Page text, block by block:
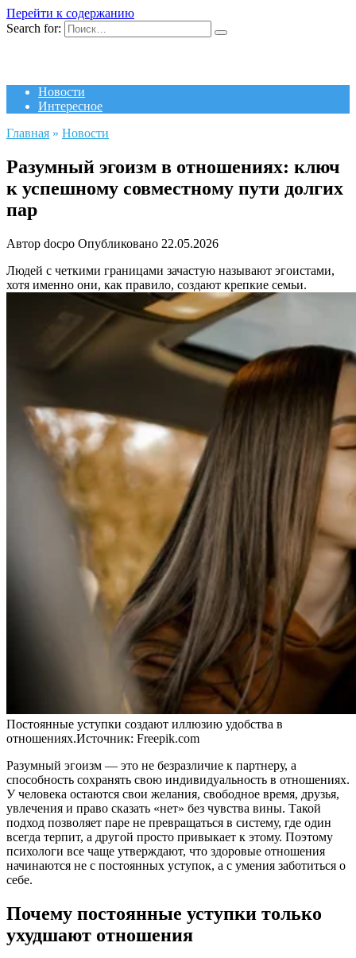
Перейти к содержанию
Search for:
Новости
Интересное
Главная » Новости
Разумный эгоизм в отношениях: ключ
к успешному совместному пути долгих
пар
Автор docpo Опубликовано 22.05.2026
Людей с четкими границами зачастую называют эгоистами,
хотя именно они, как правило, создают крепкие семьи.
Постоянные уступки создают иллюзию удобства в
отношениях.Источник: Freepik.com
Разумный эгоизм — это не безразличие к партнеру, а
способность сохранять свою индивидуальность в отношениях.
У человека остаются свои желания, свободное время, друзья,
увлечения и право сказать «нет» без чувства вины. Такой
подход позволяет паре не превращаться в систему, где один
всегда терпит, а другой просто привыкает к этому. Поэтому
психологи все чаще утверждают, что здоровые отношения
начинаются не с постоянных уступок, а с умения заботиться о
себе.
Почему постоянные уступки только
ухудшают отношения